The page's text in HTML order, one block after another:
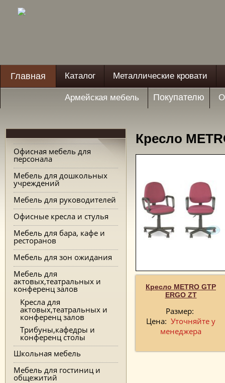
Главная Каталог Металлические кровати
Армейская мебель Покупателю
Офисная мебель для
персонала
Мебель для дошкольных
учреждений
Мебель для руководителей
Офисные кресла и стулья
Мебель для бара, кафе и
ресторанов
Мебель для зон ожидания
Мебель для
актовых,театральных и
конференц залов
Кресла для
актовых,театральных и
конференц залов
Трибуны,кафедры и
конференц столы
Школьная мебель
Мебель для гостиниц и
общежитий
Кресло
Кресло METRO GTP
ERGO ZT
Размер:
Цена: Уточняйте у
менеджера